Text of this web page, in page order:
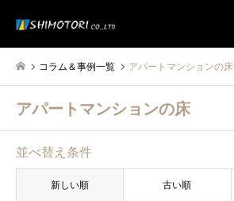
コラム＆事例一覧 アパートマンションの床
アパートマンションの床
並べ替え条件
新しい順 古い順